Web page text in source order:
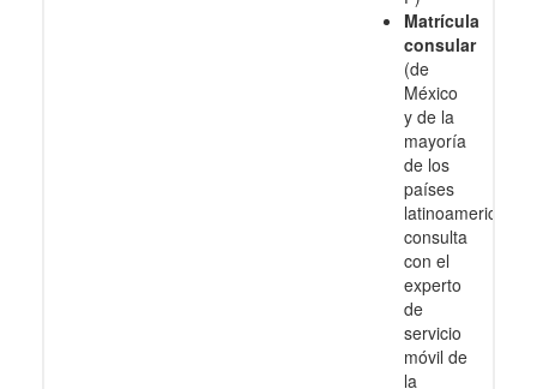
Matrícula
consular
(de
México
y de la
mayoría
de los
países
latinoamericanos,
consulta
con el
experto
de
servicio
móvil de
la